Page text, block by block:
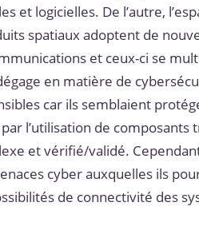
et logicielles. De l’autre,
spatiaux adoptent de
et ceux-ci se
en matière de
car ils semblaient
l’utilisation de
et vérifié/validé.
cyber auxquelles ils
de connectivité des